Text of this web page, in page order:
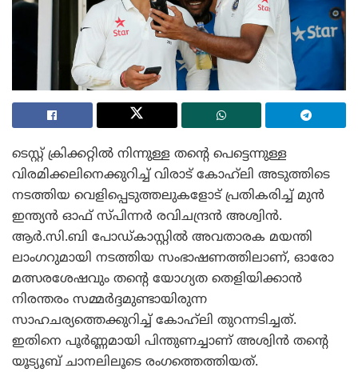
ടെസ്റ്റ് ക്രിക്കറ്റിൽ നിന്നുള്ള തന്റെ പെട്ടെന്നുള്ള
വിരമിക്കലിനെക്കുറിച്ച് വിരാട് കോഹ്‌ലി അടുത്തിടെ
നടത്തിയ വെളിപ്പെടുത്തലുകളോട് പ്രതികരിച്ച് മുൻ
ഇന്ത്യൻ ഓഫ് സ്പിന്നർ രവിചന്ദ്രൻ അശ്വിൻ.
ആർ.സി.ബി പോഡ്‌കാസ്റ്റിൽ അവതാരക മയന്തി
ലാംഗറുമായി നടത്തിയ സംഭാഷണത്തിലാണ്, ഓരോ
മത്സരശേഷവും തന്റെ യോഗ്യത തെളിയിക്കാൻ
നിരന്തരം സമ്മർദ്ദമുണ്ടായിരുന്ന
സാഹചര്യത്തെക്കുറിച്ച് കോഹ്‌ലി തുറന്നടിച്ചത്.
ഇതിനെ പൂർണ്ണമായി പിന്തുണച്ചാണ് അശ്വിൻ തന്റെ
യൂട്യൂബ് ചാനലിലൂടെ രംഗത്തെത്തിയത്.